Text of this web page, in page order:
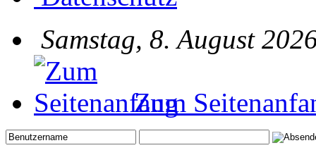
Samstag, 8. August
Zum